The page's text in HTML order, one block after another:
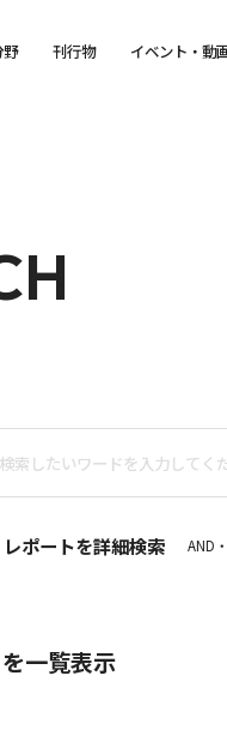
野 刊行物 イベント・動
レポートを詳細検索 AND
一覧表示